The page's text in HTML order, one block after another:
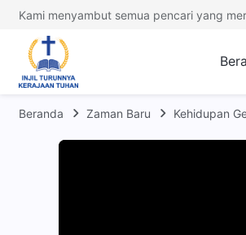
Kami menyambut semua pencari yang
Beranda Zaman Baru Kehidupan